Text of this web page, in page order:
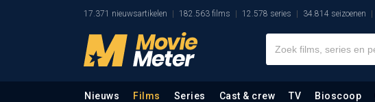
17.371 nieuwsartikelen 182.563 films 12.578 series 34.814 seizoenen
Nieuws Films Series Cast & crew TV Bioscoop